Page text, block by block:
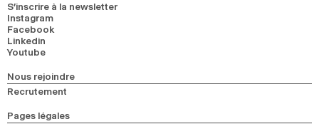
S’inscrire à la newsletter
Instagram
Facebook
Linkedin
Youtube
Nous rejoindre
Recrutement
Pages légales